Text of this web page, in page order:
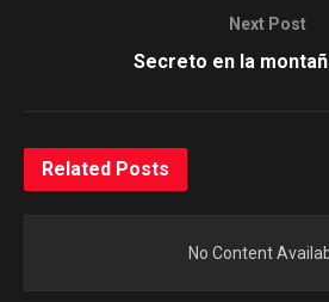
Next Post
Secreto en la
Related Posts
No Content